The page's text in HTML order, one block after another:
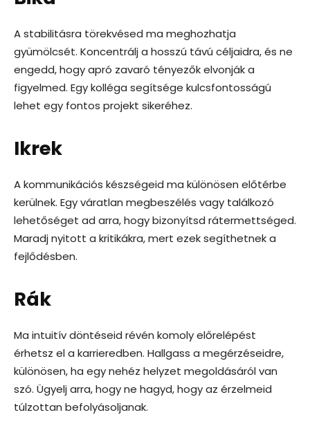
A stabilitásra törekvésed ma meghozhatja
gyümölcsét. Koncentrálj a hosszú távú céljaidra, és ne
engedd, hogy apró zavaró tényezők elvonják a
figyelmed. Egy kolléga segítsége kulcsfontosságú
lehet egy fontos projekt sikeréhez.
Ikrek
A kommunikációs készségeid ma különösen előtérbe
kerülnek. Egy váratlan megbeszélés vagy találkozó
lehetőséget ad arra, hogy bizonyítsd rátermettséged.
Maradj nyitott a kritikákra, mert ezek segíthetnek a
fejlődésben.
Rák
Ma intuitív döntéseid révén komoly előrelépést
érhetsz el a karrieredben. Hallgass a megérzéseidre,
különösen, ha egy nehéz helyzet megoldásáról van
szó. Ügyelj arra, hogy ne hagyd, hogy az érzelmeid
túlzottan befolyásoljanak.